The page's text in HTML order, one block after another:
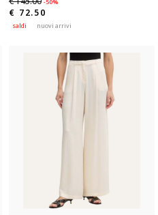
-50%
€ 72.50
saldi nuovi arrivi